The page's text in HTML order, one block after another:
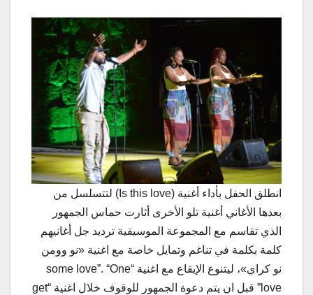
انطلق الحفل بأداء أغنية (Is this love) لتتسلسل من
بعدها الأغاني أغنية تلو الأخرى أثارت حماس الجمهور
الذي تقاسم مع المجموعة الموسيقية ترديد جل أغانيهم
كلمة بكلمة في تناغم وتمايل خاصة مع اغنية «نو وومن
نو كراي»، ليتنوع الإيقاع مع اغنية “some love”. “One
love” قبل ان يتم دعوة الجمهور للوقوف خلال اغنية “get